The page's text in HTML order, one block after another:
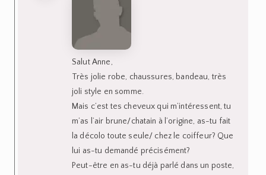
Salut Anne,
Très jolie robe, chaussures, bandeau, très
joli style en somme.
Mais c’est tes cheveux qui m’intéressent, tu
m’as l’air brune/chatain à l’origine, as-tu fait
la décolo toute seule/ chez le coiffeur? Que
lui as-tu demandé précisément?
Peut-être en as-tu déjà parlé dans un poste,